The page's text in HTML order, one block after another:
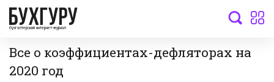
бухгалтерский интернет-журнал
Все о коэффициентах-дефляторах на
2020 год